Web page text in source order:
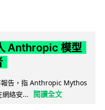
Anthropic 模型
告，指 Anthropic Mythos
網絡安...
閱讀全文